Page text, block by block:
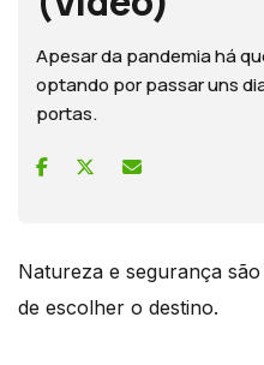
Apesar da pandemia há
optando por passar uns
portas.
Natureza e segurança
de escolher o destino.